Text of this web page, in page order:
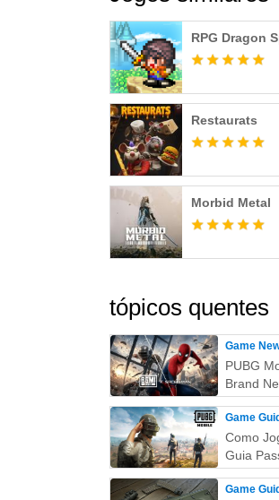
RPG Dragon
Restaurats
Morbid Metal
tópicos quentes
Game
PUBG
Brand
Tudo
Game
Como
Guia
Game